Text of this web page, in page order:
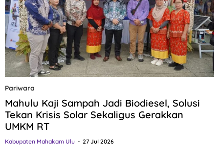
Pariwara
Mahulu Kaji Sampah Jadi Biodiesel, Solusi
Tekan Krisis Solar Sekaligus Gerakkan
UMKM RT
Kabupaten Mahakam Ulu 27 Jul 2026